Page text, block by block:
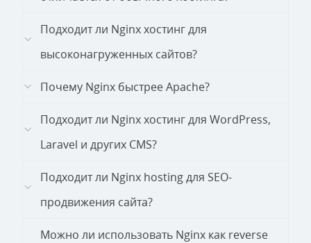
Подходит ли Nginx хостинг для
высоконагруженных сайтов?
Почему Nginx быстрее Apache?
Подходит ли Nginx хостинг для WordPress,
Laravel и других CMS?
Подходит ли Nginx hosting для SEO-
продвижения сайта?
Можно ли использовать Nginx как reverse